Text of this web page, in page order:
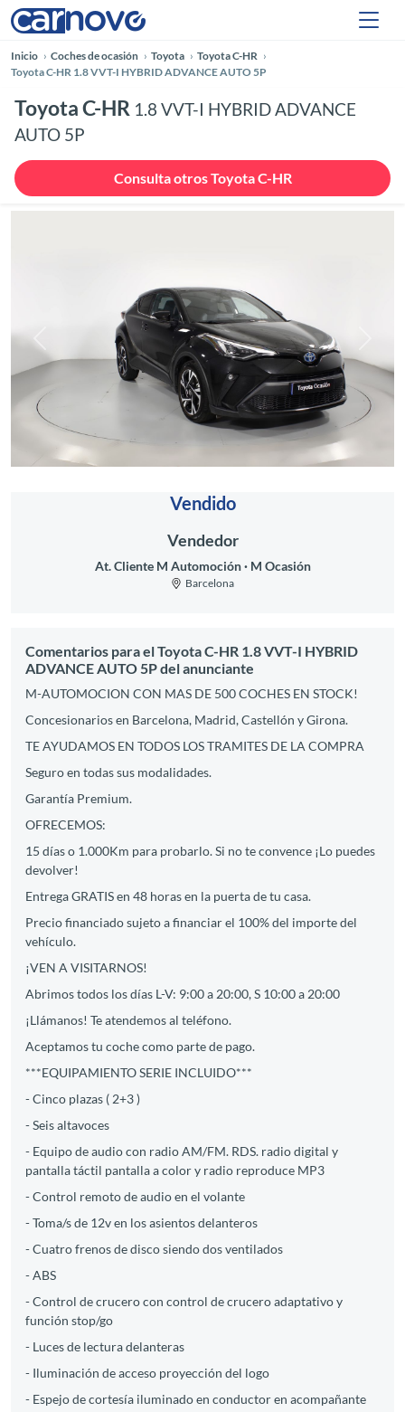
Inicio Coches de ocasión Toyota
Toyota C-HR
Toyota C-HR 1.8 VVT-I HYBRID ADVANCE AUTO 5P
Toyota C-HR 1.8 VVT-I HYBRID ADVANCE
AUTO 5P
Consulta otros Toyota C-HR
Anterior
Vendido
Vendedor
At. Cliente M Automoción M Ocasión
Barcelona
Comentarios para el Toyota C-HR 1.8 VVT-I HYBRID
ADVANCE AUTO 5P del anunciante
M-AUTOMOCION CON MAS DE 500 COCHES EN STOCK!
Concesionarios en Barcelona, Madrid, Castellón y Girona.
TE AYUDAMOS EN TODOS LOS TRAMITES DE LA COMPRA
Seguro en todas sus modalidades.
Garantía Premium.
OFRECEMOS:
15 días o 1.000Km para probarlo. Si no te convence ¡Lo puedes
devolver!
Entrega GRATIS en 48 horas en la puerta de tu casa.
Precio financiado sujeto a financiar el 100% del importe del
vehículo.
¡VEN A VISITARNOS!
Abrimos todos los días L-V: 9:00 a 20:00, S 10:00 a 20:00
¡Llámanos! Te atendemos al teléfono.
Aceptamos tu coche como parte de pago.
***EQUIPAMIENTO SERIE INCLUIDO***
- Cinco plazas ( 2+3 )
- Seis altavoces
- Equipo de audio con radio AM/FM. RDS. radio digital y
pantalla táctil pantalla a color y radio reproduce MP3
- Control remoto de audio en el volante
- Toma/s de 12v en los asientos delanteros
- Cuatro frenos de disco siendo dos ventilados
- ABS
- Control de crucero con control de crucero adaptativo y
función stop/go
- Luces de lectura delanteras
- Iluminación de acceso proyección del logo
- Espejo de cortesía iluminado en conductor en acompañante